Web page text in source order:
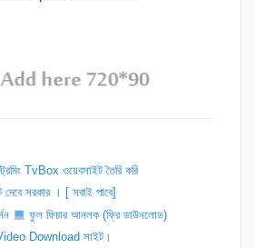
TvBox ওয়েবসাইট তৈরি করি
দেবে সরকার । [ সবাই পাবে]
ফুল ফিচার আনলক (ফ্রি ডাউনলোড)
Video Download সাইট।